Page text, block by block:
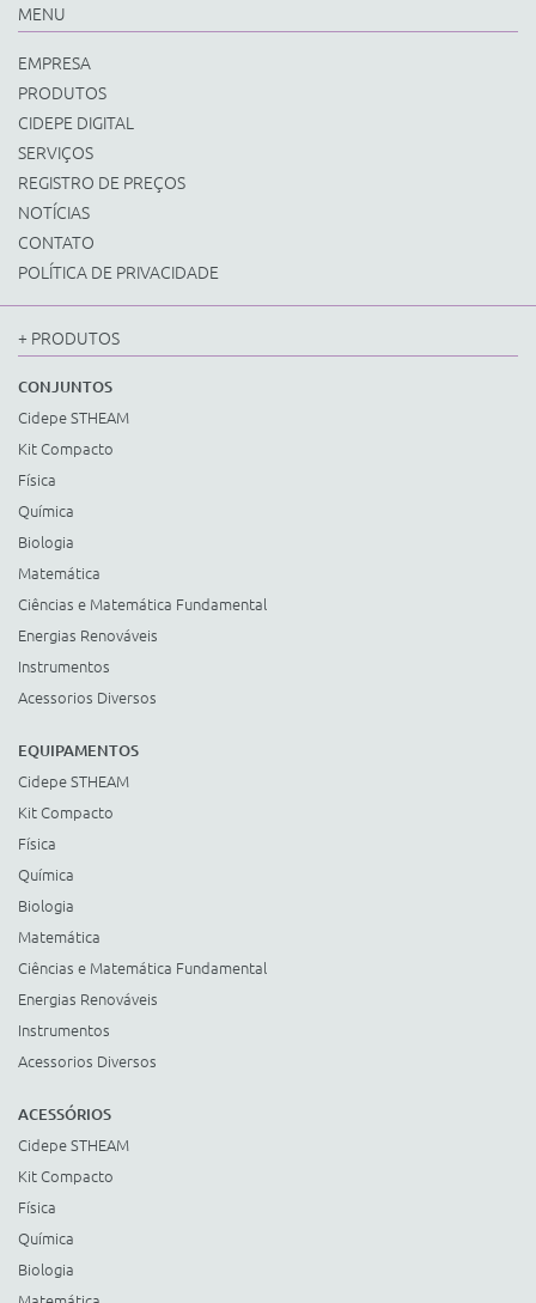
MENU
EMPRESA
PRODUTOS
CIDEPE DIGITAL
SERVIÇOS
REGISTRO DE PREÇOS
NOTÍCIAS
CONTATO
POLÍTICA DE PRIVACIDADE
+ PRODUTOS
CONJUNTOS
Cidepe STHEAM
Kit Compacto
Física
Química
Biologia
Matemática
Ciências e Matemática Fundamental
Energias Renováveis
Instrumentos
Acessorios Diversos
EQUIPAMENTOS
Cidepe STHEAM
Kit Compacto
Física
Química
Biologia
Matemática
Ciências e Matemática Fundamental
Energias Renováveis
Instrumentos
Acessorios Diversos
ACESSÓRIOS
Cidepe STHEAM
Kit Compacto
Física
Química
Biologia